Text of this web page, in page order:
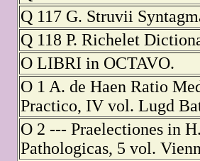
Q 117 G. Struvii
Q 118 P. Richelet
O LIBRI in OCTAVO.
O 1 A. de Haen Ratio
Practico, IV vol. Lugd
O 2 --- Praelectiones in
Pathologicas, 5 vol.